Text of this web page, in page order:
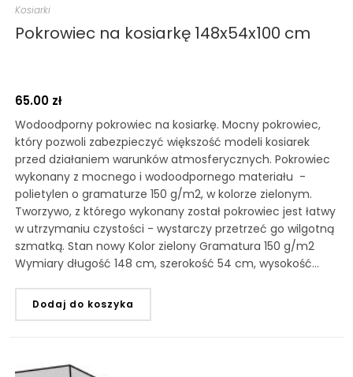
Kosiarki
Pokrowiec na kosiarkę 148x54x100 cm
65.00 zł
Wodoodporny pokrowiec na kosiarkę. Mocny pokrowiec,
który pozwoli zabezpieczyć większość modeli kosiarek
przed działaniem warunków atmosferycznych. Pokrowiec
wykonany z mocnego i wodoodpornego materiału -
polietylen o gramaturze 150 g/m2, w kolorze zielonym.
Tworzywo, z którego wykonany został pokrowiec jest łatwy
w utrzymaniu czystości - wystarczy przetrzeć go wilgotną
szmatką. Stan nowy Kolor zielony Gramatura 150 g/m2
Wymiary długość 148 cm, szerokość 54 cm, wysokość…
Dodaj do koszyka